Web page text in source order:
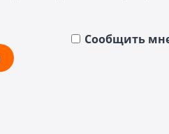
Сообщить